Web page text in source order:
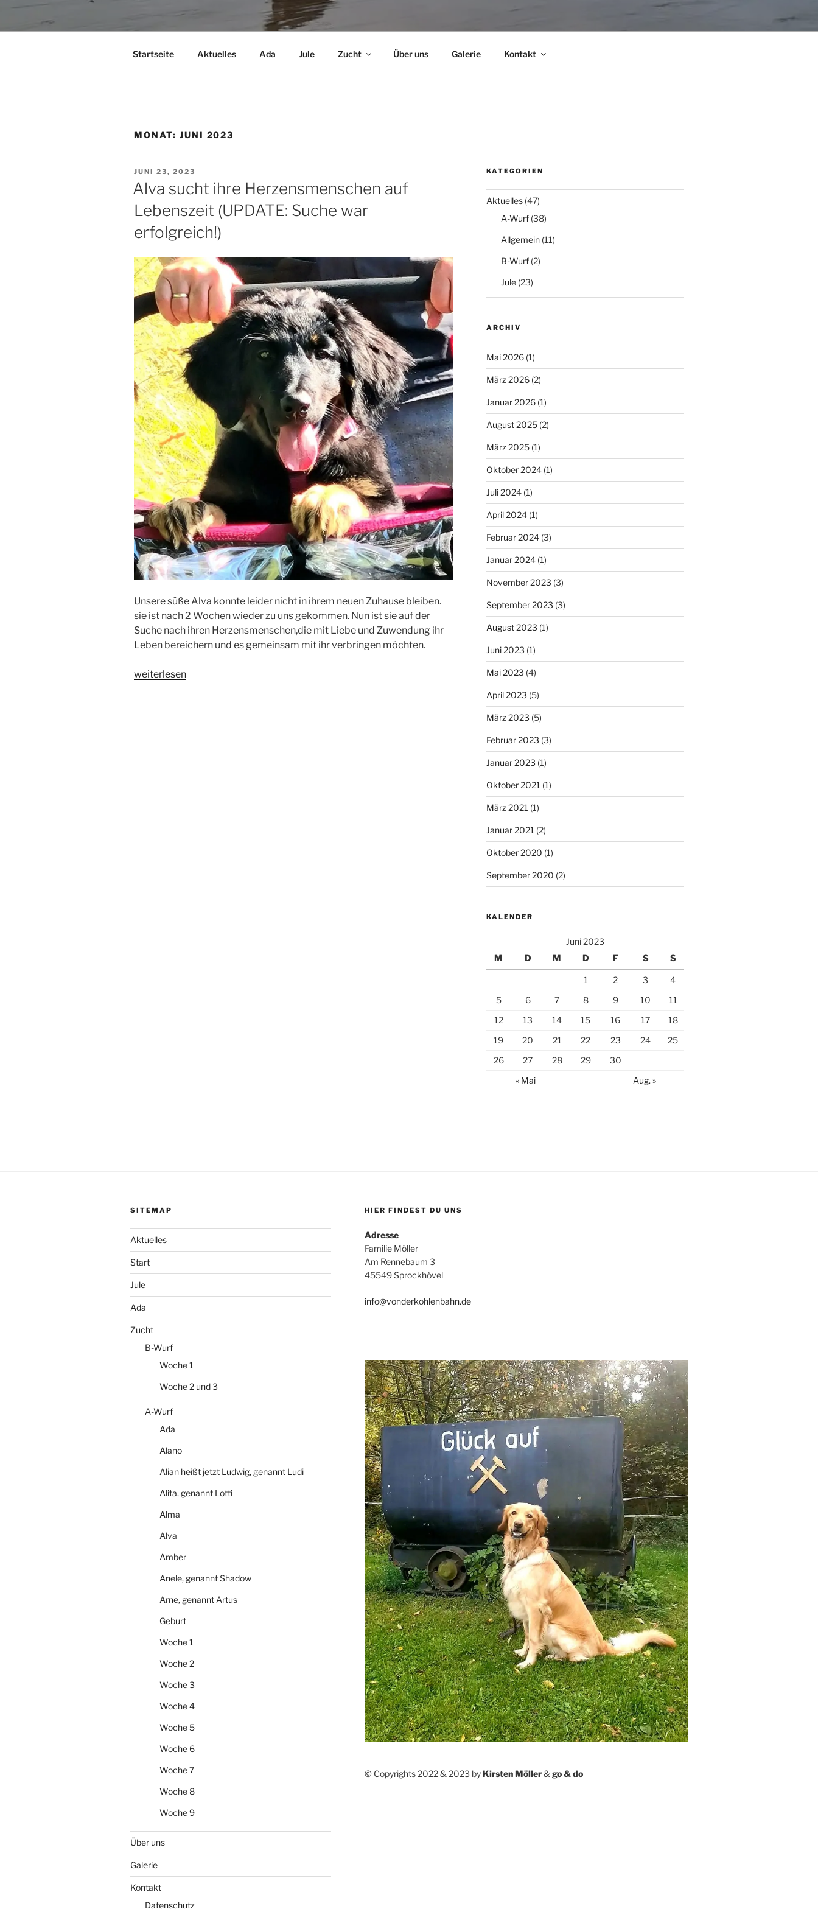
Startseite Aktuelles Ada Jule Zucht Über uns Galerie Kontakt
MONAT: JUNI 2023
VERÖFFENTLICHT
AM
JUNI 23, 2023
Alva sucht ihre Herzensmenschen auf
Lebenszeit (UPDATE: Suche war
erfolgreich!)
Unsere süße Alva konnte leider nicht in ihrem neuen Zuhause bleiben.
sie ist nach 2 Wochen wieder zu uns gekommen. Nun ist sie auf der
Suche nach ihren Herzensmenschen,die mit Liebe und Zuwendung ihr
Leben bereichern und es gemeinsam mit ihr verbringen möchten.
„Alva
weiterlesen
KATEGORIEN
Aktuelles(47)
A-Wurf(38)
Allgemein(11)
B-Wurf(2)
Jule(23)
ARCHIV
Mai 2026(1)
März 2026(2)
Januar 2026(1)
August 2025(2)
März 2025(1)
Oktober 2024(1)
Juli 2024(1)
April 2024(1)
Februar 2024(3)
Januar 2024(1)
November 2023 (3)
September 2023 (3)
August 2023 (1)
Juni 2023 (1)
Mai 2023 (4)
April 2023 (5)
März 2023 (5)
Februar 2023 (3)
Januar 2023 (1)
Oktober 2021 (1)
März 2021 (1)
Januar 2021 (2)
Oktober 2020 (1)
September 2020 (2)
KALENDER
Juni 2023
M
D M D F S S
1 2 3
4
5
6 7 8 9 10
11
12
13 14 15 16 17
18
19
20 21 22 23 24
25
26
27 28 29
30
« Mai
Aug. »
SITEMAP
Aktuelles
Start
Jule
Ada
Zucht
B-Wurf
Woche 1
Woche 2 und 3
A-Wurf
Ada
Alano
Alian heißt jetzt Ludwig, genannt Ludi
Alita, genannt Lotti
Alma
Alva
Amber
Anele, genannt Shadow
Arne, genannt Artus
Geburt
Woche 1
Woche 2
Woche 3
Woche 4
Woche 5
Woche 6
Woche 7
Woche 8
Woche 9
Über uns
Galerie
Kontakt
Datenschutz
HIER FINDEST DU UNS
Adresse
Familie Möller
Am Rennebaum 3
45549 Sprockhövel
info@vonderkohlenbahn.de
© Copyrights 2022 & 2023 byKirsten Möller& go & do